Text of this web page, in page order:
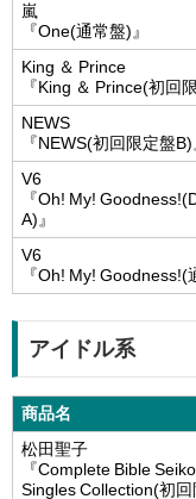
嵐
『One(通常盤)』
King ＆ Prince
『King ＆ Prince(初回
NEWS
『NEWS(初回限定盤B)
V6
『Oh! My!
A)』
V6
『Oh! My! Goodness!(
アイドル系
商品名
松田聖子
『Complete Bible
Singles Collection(初回
※ 右上の ×